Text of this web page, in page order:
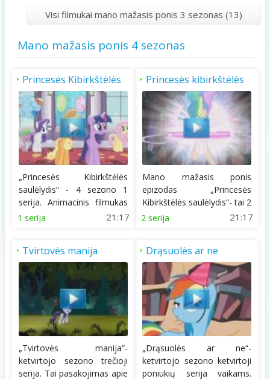
Visi filmukai mano mažasis ponis 3 sezonas (13)
Mano mažasis ponis 4 sezonas
Princesės Kibirkštėlės
saulėlydis 1 dalis
„Princesės Kibirkštėlės
saulėlydis“ - 4 sezono 1
serija. Animacinis filmukas
apie...
1 serija 21:17
Princesės kibirkštėlės
saulėlydis 2 dalis
Mano mažasis ponis
epizodas „Princesės
Kibirkštėlės saulėlydis“- tai 2
serijos dalis....
2 serija 21:17
Tvirtovės manija
„Tvirtovės manija“-
ketvirtojo sezono trečioji
serija. Tai pasakojimas apie
Drąsuolės ar ne
„Drąsuolės ar ne“-
ketvirtojo sezono ketvirtoji
poniukių serija vaikams.